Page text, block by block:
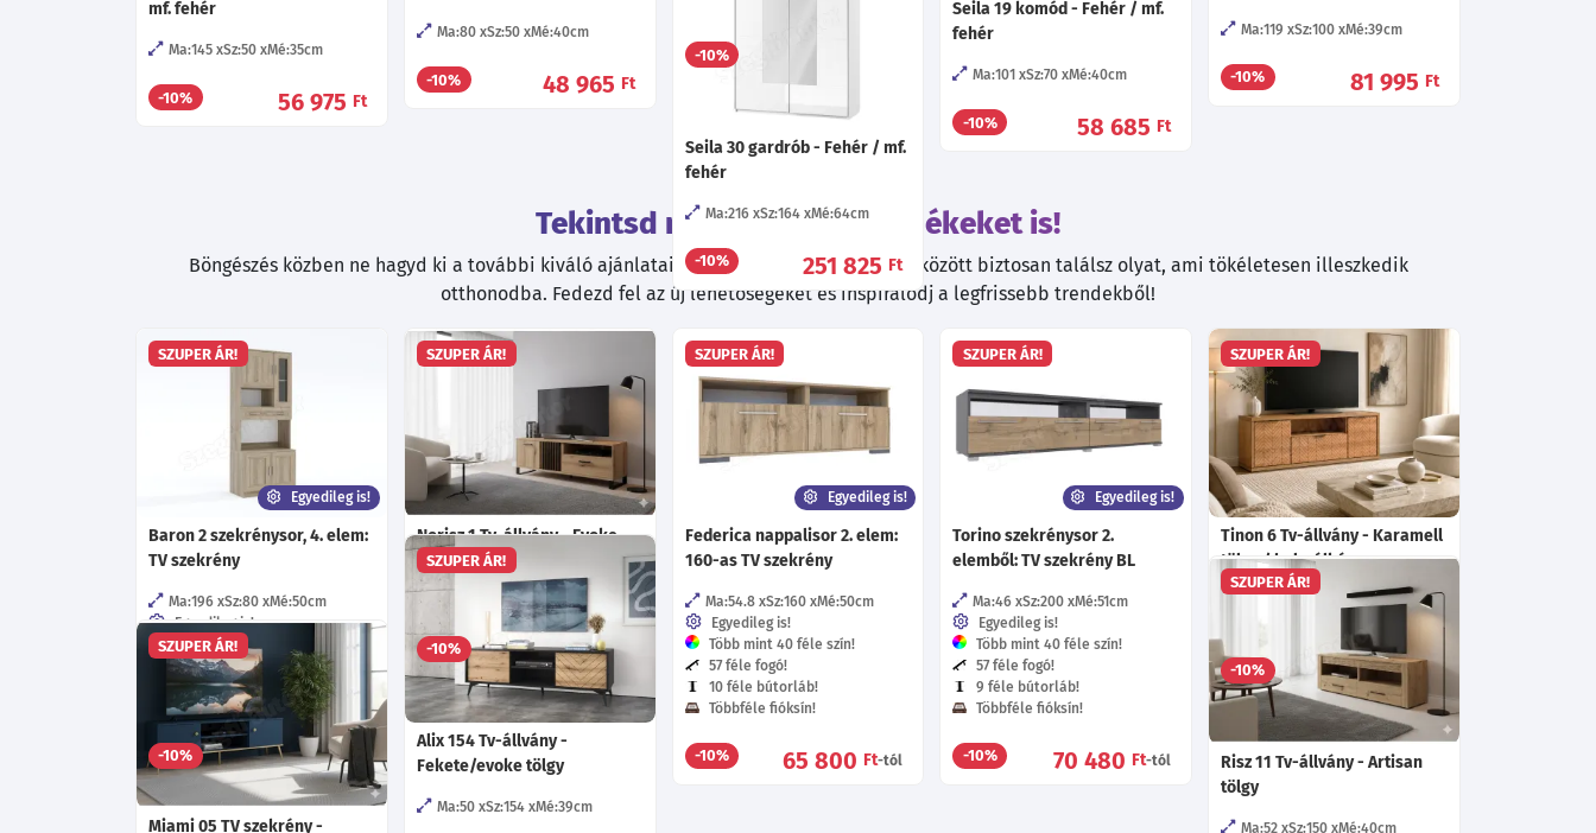
-10%
Ma:119 Sz:100 Mé:39cm
-10% 81 995 Ft
Ma:80 Sz:50 Mé:40cm
-10% 48 965 Ft
mf. fehér
Ma:145 Sz:50 Mé:35cm
-10% 56 975 Ft
Seila 19 komód - Fehér / mf.
fehér
Ma:101 Sz:70 Mé:40cm
-10% 58 685 Ft
Seila 30 gardrób - Fehér / mf.
fehér
Ma:216 Sz:164 Mé:64cm
-10% 251 825 Ft
Tekintsd meg ezeket a termékeket is!
Böngészés közben ne hagyd ki a további kiváló ajánlatainkat! Válogatott termékeink között biztosan találsz olyat, ami tökéletesen illeszkedik
otthonodba. Fedezd fel az új lehetőségeket és inspirálódj a legfrissebb trendekből!
SZUPER ÁR!
Egyedileg is!
Baron 2 szekrénysor, 4. elem:
TV szekrény
Ma:196 Sz:80 Mé:50cm
Egyedileg is!
Több mint 40 féle szín!
Többféle keretléc !
29 féle fogó!
Többféle fióksín!
-10% 69 130Ft-tól
SZUPER ÁR!
Norisz 1 Tv-állvány - Evoke
tölgy/fekete
Ma:52.5 Sz:148 Mé:39
-10% 70 205Ft
SZUPER ÁR!
Egyedileg is!
Federica nappalisor 2. elem:
160-as TV szekrény
Ma:54.8 Sz:160 Mé:50cm
Egyedileg is!
Több mint 40 féle szín!
57 féle fogó!
10 féle bútorláb!
Többféle fióksín!
-10% 65 800 Ft-tól
SZUPER ÁR!
Egyedileg is!
Torino szekrénysor 2.
elemből: TV szekrény BL
Ma:46 Sz:200 Mé:51cm
Egyedileg is!
Több mint 40 féle szín!
57 féle fogó!
9 féle bútorláb!
Többféle fióksín!
-10% 70 480 Ft-tól
SZUPER ÁR!
Tinon 6 Tv-állvány - Karamell
tölgy / halszálkás
cm
Választható fekete lábak!
-10% 97 745Ft
SZUPER ÁR!
Alix 154 Tv-állvány -
Fekete/evoke tölgy
Ma:50 Sz:154 Mé:39cm
SZUPER ÁR!
Risz 11 Tv-állvány - Artisan
tölgy
Ma:52 Sz:150 Mé:40cm
SZUPER ÁR!
Miami 05 TV szekrény -